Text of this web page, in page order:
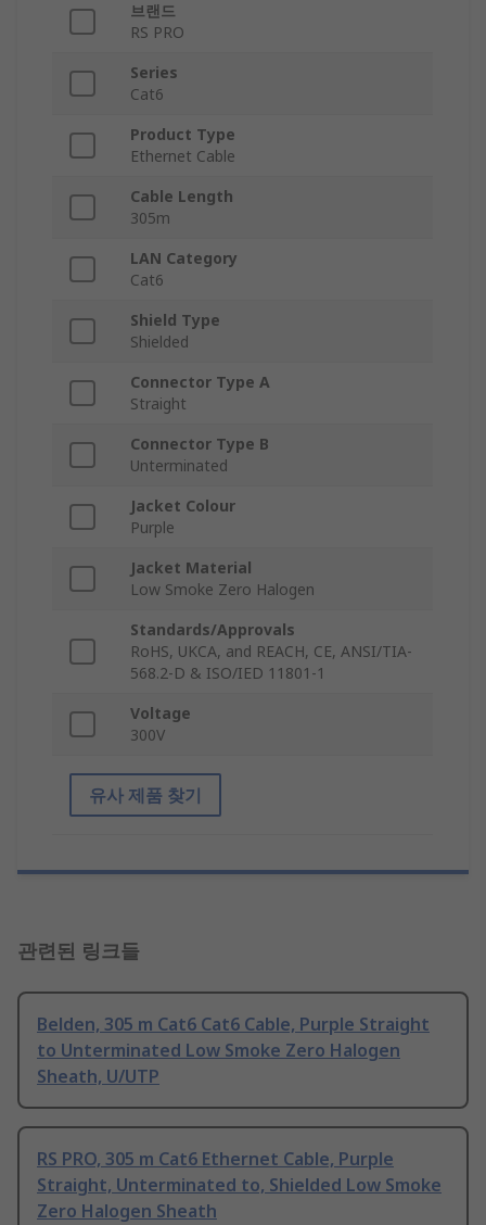
브랜드
RS PRO
Series
Cat6
Product Type
Ethernet Cable
Cable Length
305m
LAN Category
Cat6
Shield Type
Shielded
Connector Type A
Straight
Connector Type B
Unterminated
Jacket Colour
Purple
Jacket Material
Low Smoke Zero Halogen
Standards/Approvals
RoHS, UKCA, and REACH, CE, ANSI/TIA-
568.2-D & ISO/IED 11801-1
Voltage
300V
유사 제품 찾기
관련된 링크들
Belden, 305 m Cat6 Cat6 Cable, Purple Straight
to Unterminated Low Smoke Zero Halogen
Sheath, U/UTP
RS PRO, 305 m Cat6 Ethernet Cable, Purple
Straight, Unterminated to, Shielded Low Smoke
Zero Halogen Sheath